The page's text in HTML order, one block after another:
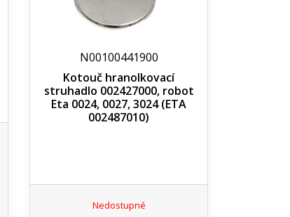
N00100441900
Kotouč hranolkovací
struhadlo 002427000, robot
Eta 0024, 0027, 3024 (ETA
002487010)
Nedostupné